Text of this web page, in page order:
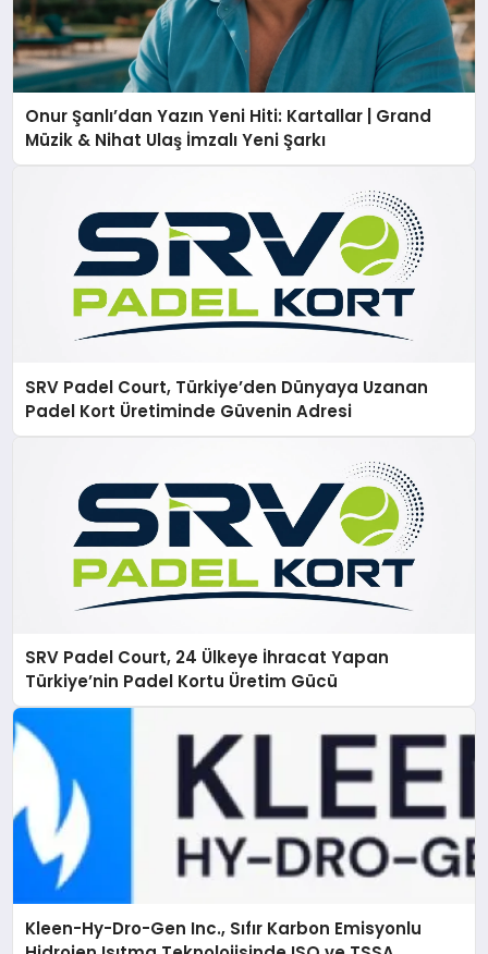
Onur Şanlı’dan Yazın Yeni Hiti: Kartallar | Grand
Müzik & Nihat Ulaş İmzalı Yeni Şarkı
SRV Padel Court, Türkiye’den Dünyaya Uzanan
Padel Kort Üretiminde Güvenin Adresi
SRV Padel Court, 24 Ülkeye İhracat Yapan
Türkiye’nin Padel Kortu Üretim Gücü
Kleen-Hy-Dro-Gen Inc., Sıfır Karbon Emisyonlu